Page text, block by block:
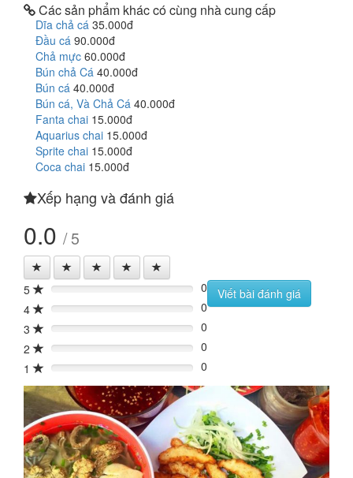
Các sản phẩm khác có cùng nhà cung cấp
Dĩa chả cá 35.000đ
Đầu cá 90.000đ
Chả mực 60.000đ
Bún chả Cá 40.000đ
Bún cá 40.000đ
Bún cá, Và Chả Cá 40.000đ
Fanta chai 15.000đ
Aquarius chai 15.000đ
Sprite chai 15.000đ
Coca chai 15.000đ
Xếp hạng và đánh giá
0.0 / 5
5 0%
0
4
0%
0
3
0%
0
2
0%
0
1
0% 0
Viết bài đánh giá